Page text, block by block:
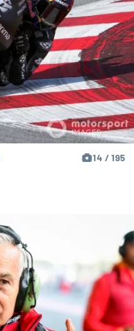
14 / 195